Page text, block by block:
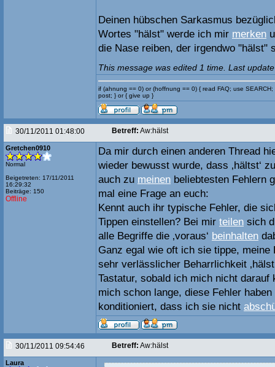
Deinen hübschen Sarkasmus
Wortes "hälst" werde ich mir merken
die Nase reiben, der irgendwo "hälst"
This message was edited 1 time. Last
if (ahnung == 0) or (hoffnung == 0) { read FAQ; use
post; } or { give up }
30/11/2011 01:48:00 Betreff: Aw:hälst
Gretchen0910
Normal
Beigetreten: 17/11/2011
16:29:32
Beiträge: 150
Offline
Da mir durch einen anderen Thread
wieder bewusst wurde, dass ‚hältst‘
auch zu meinen beliebtesten Fehlern
mal eine Frage an euch:
Kennt auch ihr typische Fehler, die
Tippen einstellen? Bei mir teilen sich
alle Begriffe die ‚voraus‘ beinhalten
Ganz egal wie oft ich sie tippe, meine
sehr verlässlicher Beharrlichkeit
Tastatur, sobald ich mich nicht darauf
mich schon lange, diese Fehler
konditioniert, dass ich sie nicht
30/11/2011 09:54:46 Betreff: Aw:hälst
Laura